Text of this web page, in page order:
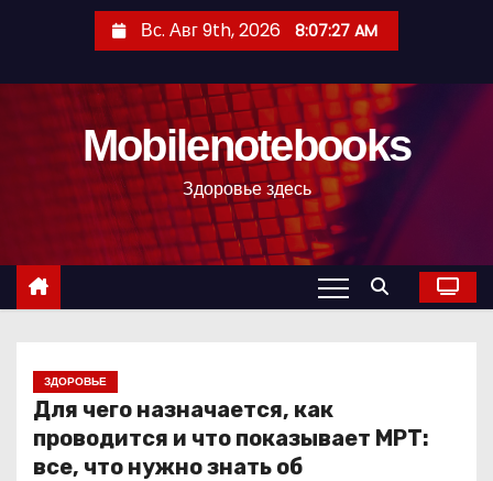
с
Вс. Авг 9th, 2026 8:07:28 AM
Mobilenotebooks
Здоровье здесь
ЗДОРОВЬЕ
Для чего назначается, как
проводится и что показывает МРТ:
все, что нужно знать об